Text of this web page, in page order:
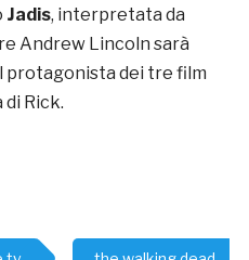
Jadis, interpretata da
Andrew Lincoln sarà
protagonista dei tre film
Rick.